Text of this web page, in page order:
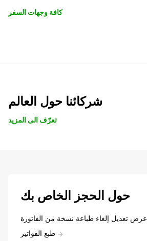
كافة وجهات السفر
شركائنا حول العالم
تعرّف الى المزيد
حول الحجز الخاص بك
عرض تعديل إلغاء طباعة نسخة من الفاتورة
طبع الفواتير